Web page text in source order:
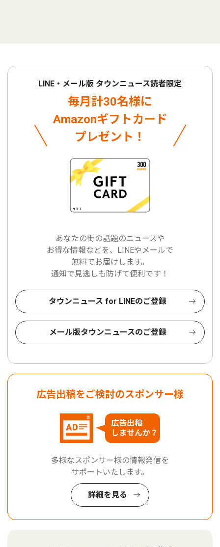
LINE・メール版 タウンニュース読者限定
毎月計30名様に
Amazonギフトカード
プレゼント！
あなたの街の話題のニュースや
お得な情報などを、LINEやメールで
無料でお届けします。
通知で見逃しも防げて便利です！
タウンニュース for LINEのご登録
メール版タウンニュースのご登録
広告出稿をご検討のスポンサー様
広告出稿
しませんか？
多様なスポンサー様の情報発信を
サポートいたします。
詳細を見る